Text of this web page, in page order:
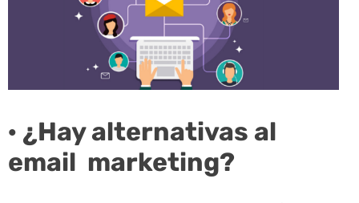
· ¿Hay alternativas al
email marketing?